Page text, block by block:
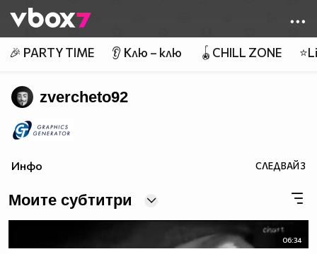
👾
🎉 PARTY TIME 👂 Клю – клю 🪀CHILL ZONE
zvercheto92
Инфо СЛЕДВАЙ3
Моите субтитри
06:34